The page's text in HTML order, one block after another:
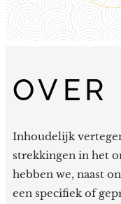
OVER
Inhoudelijk
strekkingen in het
hebben we, naast
een specifiek of